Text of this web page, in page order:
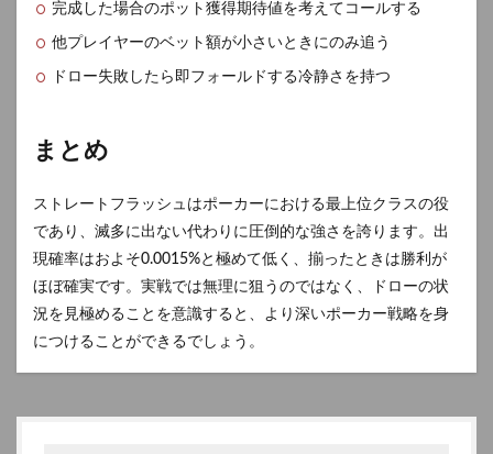
完成した場合のポット獲得期待値を考えてコールする
他プレイヤーのベット額が小さいときにのみ追う
ドロー失敗したら即フォールドする冷静さを持つ
まとめ
ストレートフラッシュはポーカーにおける最上位クラスの役
であり、滅多に出ない代わりに圧倒的な強さを誇ります。出
現確率はおよそ0.0015%と極めて低く、揃ったときは勝利が
ほぼ確実です。実戦では無理に狙うのではなく、ドローの状
況を見極めることを意識すると、より深いポーカー戦略を身
につけることができるでしょう。